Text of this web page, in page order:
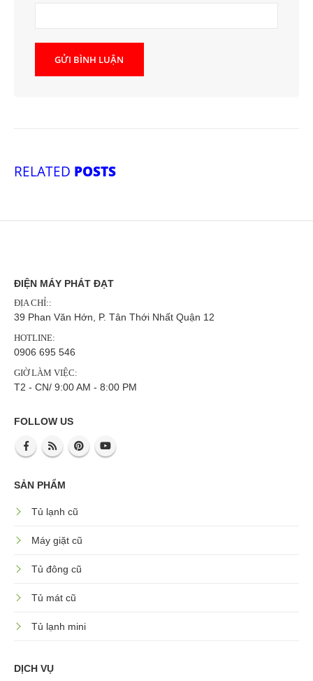
RELATED POSTS
ĐIỆN MÁY PHÁT ĐẠT
ĐỊA CHỈ::
39 Phan Văn Hớn, P. Tân Thới Nhất Quận 12
HOTLINE:
0906 695 546
GIỜ LÀM VIỆC:
T2 - CN/ 9:00 AM - 8:00 PM
FOLLOW US
SẢN PHẨM
Tủ lạnh cũ
Máy giặt cũ
Tủ đông cũ
Tủ mát cũ
Tủ lạnh mini
DỊCH VỤ